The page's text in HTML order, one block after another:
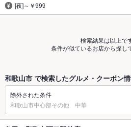
[夜]～￥999
検索結果は以上で
条件が似ているお店から探し
和歌山市 で検索したグルメ・クーポン
除外された条件
和歌山市中心部その他 中華